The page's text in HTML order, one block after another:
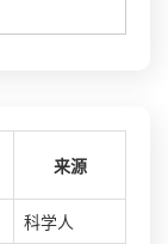
来源
科学人